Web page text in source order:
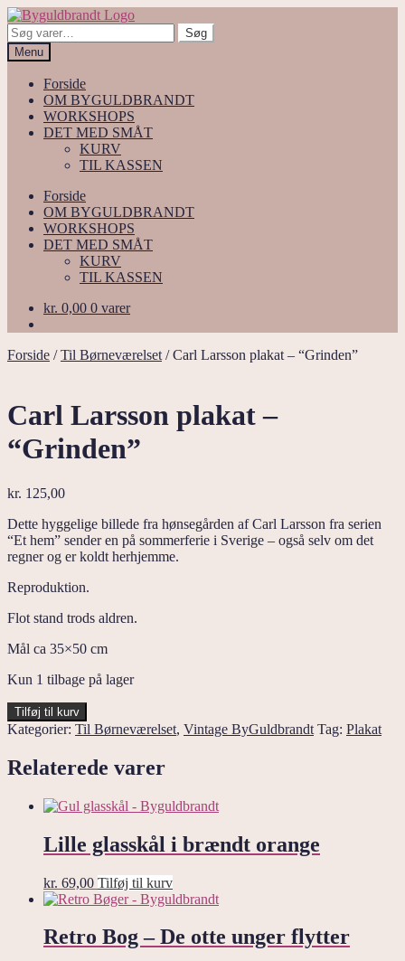
Spring
til
navigation
Spring
til
indhold
Søg
efter:
Søg
Menu
Forside
OM BYGULDBRANDT
WORKSHOPS
DET MED SMÅT
KURV
TIL KASSEN
Forside
OM BYGULDBRANDT
WORKSHOPS
DET MED SMÅT
KURV
TIL KASSEN
kr. 0,00 0 varer
Forside /Til Børneværelset /Carl Larsson plakat – “Grinden”
Carl Larsson plakat –
“Grinden”
kr. 125,00
Dette hyggelige billede fra hønsegården af Carl Larsson fra serien
“Et hem” sender en på sommerferie i Sverige – også selv om det
regner og er koldt herhjemme.
Reproduktion.
Flot stand trods aldren.
Mål ca 35×50 cm
Kun 1 tilbage på lager
Carl
Larsson
plakat
-
“Grinden”
Tilføj til kurv
Kategorier: Til Børneværelset, Vintage ByGuldbrandt Tag: Plakat
Relaterede varer
Lille glasskål i brændt orange
kr. 69,00 Tilføj til kurv
Retro Bog – De otte unger flytter